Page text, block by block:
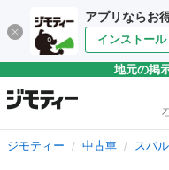
アプリならお
インストール
地元の掲
ジモティー 中古車 スバル